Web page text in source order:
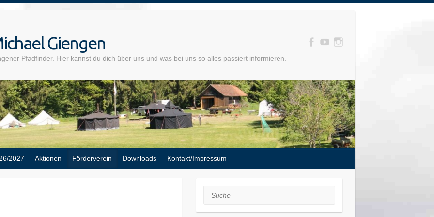
Giengen
Pfadfinder. Hier kannst du dich über uns und was bei uns so alles passiert informieren.
2027 Aktionen Förderverein Downloads Kontakt/Impressum
Suche